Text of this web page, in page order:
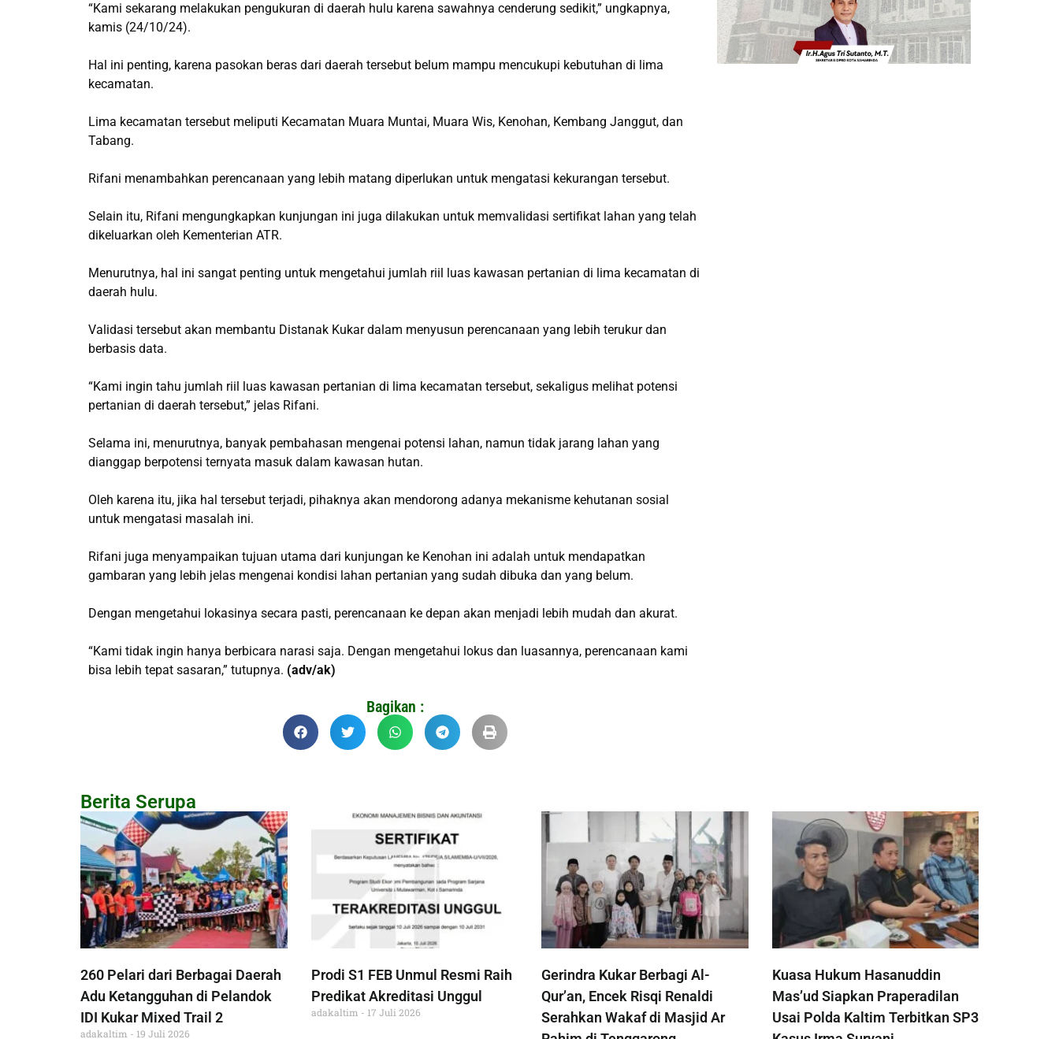
“Kami sekarang melakukan pengukuran di daerah hulu karena sawahnya cenderung sedikit,” ungkapnya,
kamis (24/10/24).
Hal ini penting, karena pasokan beras dari daerah tersebut belum mampu mencukupi kebutuhan di lima
kecamatan.
Lima kecamatan tersebut meliputi Kecamatan Muara Muntai, Muara Wis, Kenohan, Kembang Janggut, dan
Tabang.
Rifani menambahkan perencanaan yang lebih matang diperlukan untuk mengatasi kekurangan tersebut.
Selain itu, Rifani mengungkapkan kunjungan ini juga dilakukan untuk memvalidasi sertifikat lahan yang telah
dikeluarkan oleh Kementerian ATR.
Menurutnya, hal ini sangat penting untuk mengetahui jumlah riil luas kawasan pertanian di lima kecamatan di
daerah hulu.
Validasi tersebut akan membantu Distanak Kukar dalam menyusun perencanaan yang lebih terukur dan
berbasis data.
“Kami ingin tahu jumlah riil luas kawasan pertanian di lima kecamatan tersebut, sekaligus melihat potensi
pertanian di daerah tersebut,” jelas Rifani.
Selama ini, menurutnya, banyak pembahasan mengenai potensi lahan, namun tidak jarang lahan yang
dianggap berpotensi ternyata masuk dalam kawasan hutan.
Oleh karena itu, jika hal tersebut terjadi, pihaknya akan mendorong adanya mekanisme kehutanan sosial
untuk mengatasi masalah ini.
Rifani juga menyampaikan tujuan utama dari kunjungan ke Kenohan ini adalah untuk mendapatkan
gambaran yang lebih jelas mengenai kondisi lahan pertanian yang sudah dibuka dan yang belum.
Dengan mengetahui lokasinya secara pasti, perencanaan ke depan akan menjadi lebih mudah dan akurat.
“Kami tidak ingin hanya berbicara narasi saja. Dengan mengetahui lokus dan luasannya, perencanaan kami
bisa lebih tepat sasaran,” tutupnya. (adv/ak)
Bagikan :
Berita Serupa
260 Pelari dari Berbagai Daerah
Adu Ketangguhan di Pelandok
IDI Kukar Mixed Trail 2
adakaltim 19 Juli 2026
Prodi S1 FEB Unmul Resmi Raih
Predikat Akreditasi Unggul
adakaltim 17 Juli 2026
Gerindra Kukar Berbagi Al-
Qur’an, Encek Risqi Renaldi
Serahkan Wakaf di Masjid Ar
Kuasa Hukum Hasanuddin
Mas’ud Siapkan Praperadilan
Usai Polda Kaltim Terbitkan SP3